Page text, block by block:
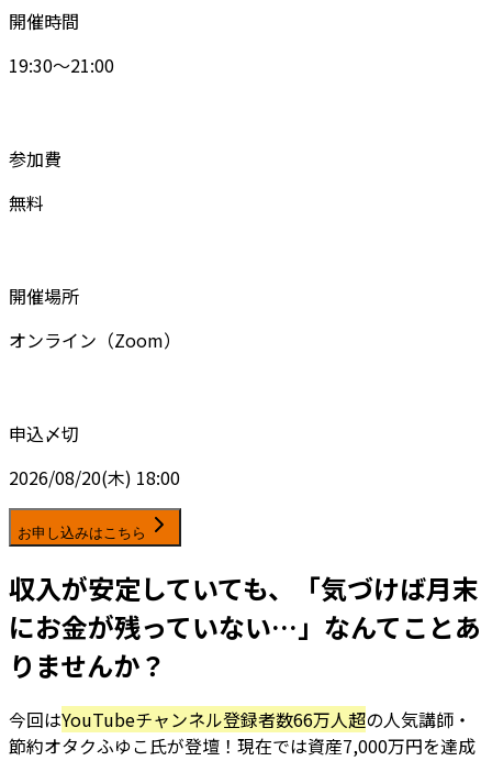
開催時間
19:30～21:00
参加費
無料
開催場所
オンライン（Zoom）
申込〆切
2026/08/20(木) 18:00
お申し込みはこちら
収入が安定していても、「気づけば月末
にお金が残っていない…」なんてことあ
りませんか？
今回はYouTubeチャンネル登録者数66万人超の人気講師・
節約オタクふゆこ氏が登壇！現在では資産7,000万円を達成